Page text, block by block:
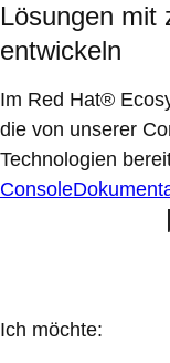
Lösungen mit
entwickeln
Im Red Hat®
die von unserer
Technologien
Console
Ich möchte: